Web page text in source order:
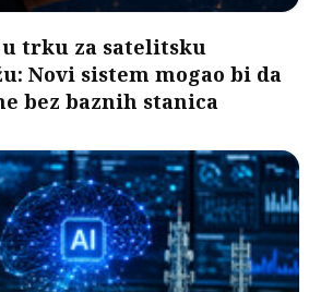
trku za satelitsku
Novi sistem mogao bi da
bez baznih stanica